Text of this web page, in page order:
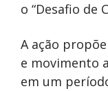
o “Desafio de
A ação
e movimento
em um